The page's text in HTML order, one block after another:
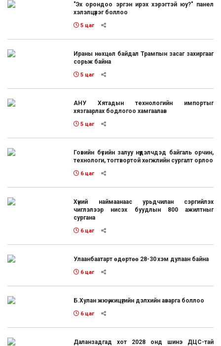
"Эх орондоо эргэн ирэх хэрэгтэй юу?" панел
хэлэлцүүлэг боллоо
5 цаг
Ираны нөхцөл байдал Трампын засаг захиргааг
сорьж байна
5 цаг
АНУ Хятадын технологийн импортыг
хязгаарлах бодлогоо хамгаалав
5 цаг
Говийн бүсийн залуу нүүдэлчдэд байгаль орчин,
технологи, тогтвортой хөгжлийн сургалт орлоо
6 цаг
Хүний наймаанаас урьдчилан сэргийлэх
чиглэлээр нисэх буудлын 800 ажилтныг
сургана
6 цаг
Улаанбаатарт өдөртөө 28-30 хэм дулаан байна
6 цаг
Б.Хулан жюү жицүгийн дэлхийн аварга боллоо
6 цаг
Даланзадгад хот 2028 онд шинэ ДЦС-тай